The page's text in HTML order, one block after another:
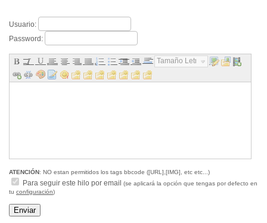
Usuario:
Password:
Tamaño Letra...
ATENCIÓN: NO estan permitidos los tags bbcode ([URL],[IMG], etc etc...)
Para seguir este hilo por email
(se aplicará la opción que tengas por defecto en
tu configuración)